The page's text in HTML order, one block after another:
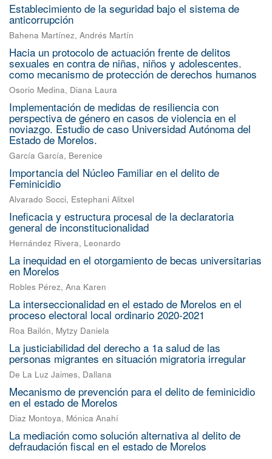
Establecimiento de la seguridad bajo el sistema de
anticorrupción
Bahena Martínez, Andrés Martín
Hacia un protocolo de actuación frente de delitos
sexuales en contra de niñas, niños y adolescentes.
como mecanismo de protección de derechos humanos
Osorio Medina, Diana Laura
Implementación de medidas de resiliencia con
perspectiva de género en casos de violencia en el
noviazgo. Estudio de caso Universidad Autónoma del
Estado de Morelos.
García García, Berenice
Importancia del Núcleo Familiar en el delito de
Feminicidio
Alvarado Socci, Estephani Alitxel
Ineficacia y estructura procesal de la declaratoria
general de inconstitucionalidad
Hernández Rivera, Leonardo
La inequidad en el otorgamiento de becas universitarias
en Morelos
Robles Pérez, Ana Karen
La interseccionalidad en el estado de Morelos en el
proceso electoral local ordinario 2020-2021
Roa Bailón, Mytzy Daniela
La justiciabilidad del derecho a 1a salud de las
personas migrantes en situación migratoria irregular
De La Luz Jaimes, Dallana
Mecanismo de prevención para el delito de feminicidio
en el estado de Morelos
Diaz Montoya, Mónica Anahí
La mediación como solución alternativa al delito de
defraudación fiscal en el estado de Morelos